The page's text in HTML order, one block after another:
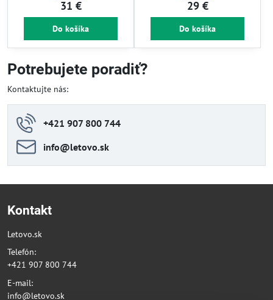
31 €
Do košíka
29 €
Do košíka
Potrebujete poradiť?
Kontaktujte nás:
+421 907 800 744
info​@letovo​.sk
Kontakt
Letovo.sk
Telefón:
+421 907 800 744
E-mail:
info@letovo.sk